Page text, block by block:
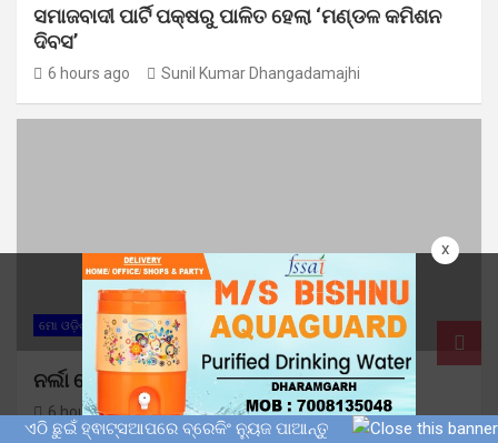
x
ସମାଜବାଦୀ ପାର୍ଟି ପକ୍ଷରୁ ପାଳିତ ହେଲା ‘ମଣ୍ଡଳ କମିଶନ
ଦିବସ’
6 hours ago Sunil Kumar Dhangadamajhi
ମୋ ଓଡ଼ିଶା
ନର୍ଲା ରେଞ୍ଜରେ ଶିଶୁ ହାତୀର ମୃତ୍ୟୁ
6 hours ago Sunil Kumar Dhangadamajhi
ଏଠି ଛୁଇଁ ହ୍ଵାଟ୍ସଆପରେ ବ୍ରେକିଂ ନ୍ୟୁଜ ପାଆନ୍ତୁ